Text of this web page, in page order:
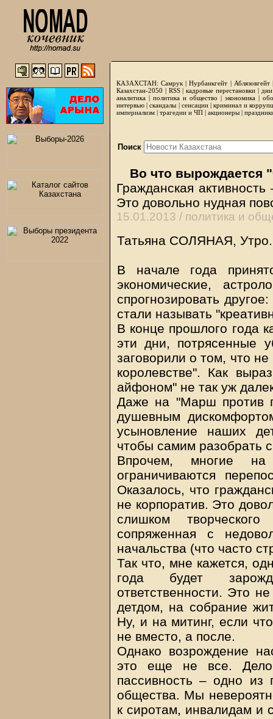
КАЗАХСТАН: Самрук |Нурбанкгейт | Аблязовгейт
Казахстан-2050 | RSS|кадровые перестановки|
аналитика | политика и общество | экономика |
интервью |скандалы | сенсации|криминал и
империализм | трагедии и ЧП | акционеры |
Поиск
Во что вырождается
Гражданская
Это довольно нудная
15.01.2013 / политика и
Татьяна СОЛЯНАЯ,
В начале года
экономические,
спрогнозировать
стали называть
В конце прошлого года
эти дни, потрясенные
заговорили о том, что
королевстве". Как
айфоном" не так уж
Даже на "Марш против
душевным
усыновление наших
чтобы самим разобрать
Впрочем, многие
ограничиваются
Оказалось, что
не корпоратив. Это
слишком
сопряженная с
начальства (что часто
Так что, мне кажется,
года будет
ответственности. Это
детдом, на собрание
Ну, и на митинг, если
не вместо, а после.
Однако возрождение
это еще не все.
пассивность – одно из
общества. Мы
к сиротам, инвалидам и